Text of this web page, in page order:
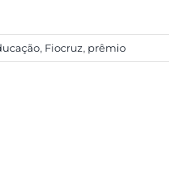
, Fiocruz, prêmio